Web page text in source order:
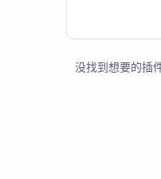
没找到想要的插